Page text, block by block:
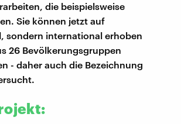
die beispielsweise
Sie können jetzt auf
sondern international erhoben
26 Bevölkerungsgruppen
- daher auch die Bezeichnung